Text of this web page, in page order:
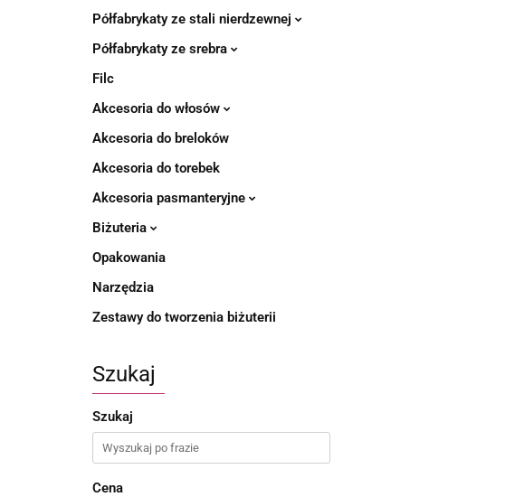
Półfabrykaty ze stali nierdzewnej
Półfabrykaty ze srebra
Filc
Akcesoria do włosów
Akcesoria do breloków
Akcesoria do torebek
Akcesoria pasmanteryjne
Biżuteria
Opakowania
Narzędzia
Zestawy do tworzenia biżuterii
Szukaj
Szukaj
Cena